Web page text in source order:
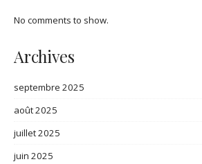
No comments to show.
Archives
septembre 2025
août 2025
juillet 2025
juin 2025